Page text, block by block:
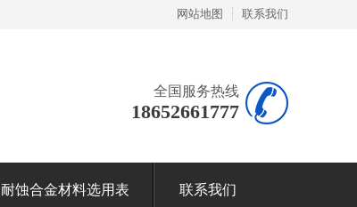
网站地图 联系我们
全国服务热线
18652661777
耐蚀合金材料选用表 联系我们